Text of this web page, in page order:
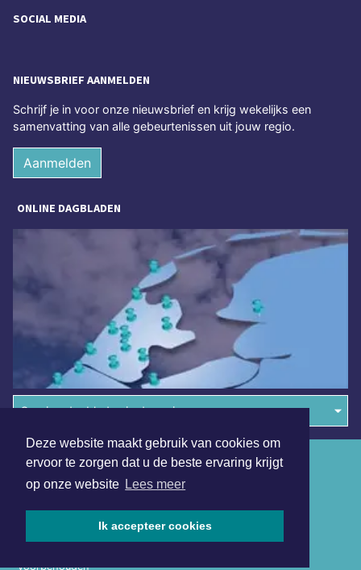
Deze website maakt gebruik van cookies om
ervoor te zorgen dat u de beste ervaring krijgt
op onze website Lees meer
Ik accepteer cookies
SOCIAL MEDIA
NIEUWSBRIEF AANMELDEN
Schrijf je in voor onze nieuwsbrief en krijg wekelijks een
samenvatting van alle gebeurtenissen uit jouw regio.
Aanmelden
ONLINE DAGBLADEN
Overige dagbladen in de regio
voorbehouden
Algemene voorwaarden
Disclaimer